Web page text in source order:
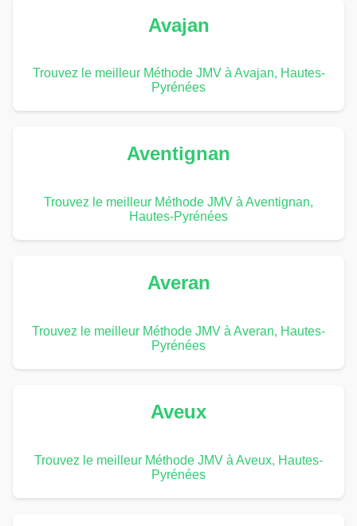
Avajan
Trouvez le meilleur Méthode JMV à Avajan, Hautes-
Pyrénées
Aventignan
Trouvez le meilleur Méthode JMV à Aventignan,
Hautes-Pyrénées
Averan
Trouvez le meilleur Méthode JMV à Averan, Hautes-
Pyrénées
Aveux
Trouvez le meilleur Méthode JMV à Aveux, Hautes-
Pyrénées